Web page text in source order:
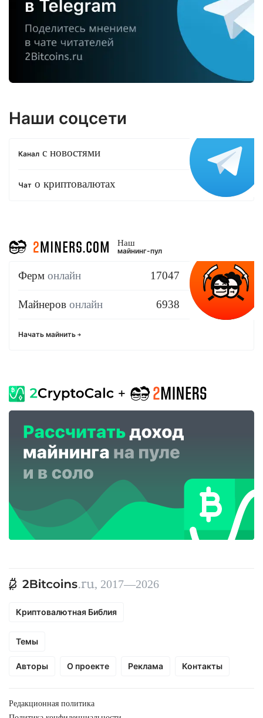
Наши соцсети
Канал с новостями
Чат о криптовалютах
Наш
майнинг-пул
Ферм онлайн 17047
Майнеров онлайн 6938
Начать майнить
, 2017—2026
Криптовалютная Библия
Темы
Авторы О проекте Реклама Контакты
Редакционная политика